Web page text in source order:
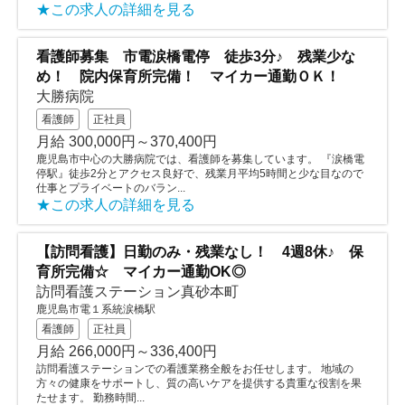
★この求人の詳細を見る
看護師募集 市電涙橋電停 徒歩3分♪ 残業少な
め！ 院内保育所完備！ マイカー通勤ＯＫ！
大勝病院
看護師 正社員
月給 300,000円～370,400円
鹿児島市中心の大勝病院では、看護師を募集しています。 『涙橋電
停駅』徒歩2分とアクセス良好で、残業月平均5時間と少な目なので
仕事とプライベートのバラン...
★この求人の詳細を見る
【訪問看護】日勤のみ・残業なし！ 4週8休♪ 保
育所完備☆ マイカー通勤OK◎
訪問看護ステーション真砂本町
鹿児島市電１系統涙橋駅
看護師
正社員
月給 266,000円～336,400円
訪問看護ステーションでの看護業務全般をお任せします。 地域の
方々の健康をサポートし、質の高いケアを提供する貴重な役割を果
たせます。 勤務時間...